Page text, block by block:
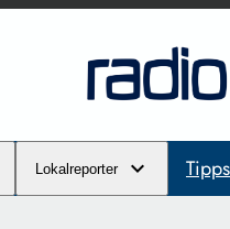
Lokalreporter